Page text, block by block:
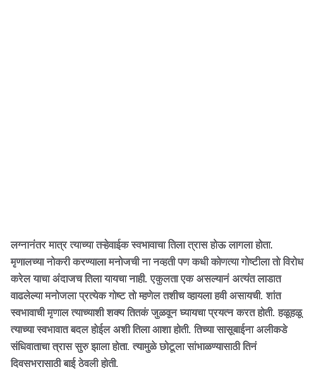
लग्नानंतर मात्र त्याच्या तऱ्हेवाईक स्वभावाचा तिला त्रास होऊ लागला होता.
मृणालच्या नोकरी करण्याला मनोजची ना नव्हती पण कधी कोणत्या गोष्टीला तो विरोध
करेल याचा अंदाजच तिला यायचा नाही. एकुलता एक असल्यानं अत्यंत लाडात
वाढलेल्या मनोजला प्रत्येक गोष्ट तो म्हणेल तशीच व्हायला हवी असायची. शांत
स्वभावाची मृणाल त्याच्याशी शक्य तितकं जुळवून घ्यायचा प्रयत्न करत होती. हळूहळू
त्याच्या स्वभावात बदल होईल अशी तिला आशा होती. तिच्या सासूबाईना अलीकडे
संधिवाताचा त्रास सुरु झाला होता. त्यामुळे छोटूला सांभाळण्यासाठी तिनं
दिवसभरासाठी बाई ठेवली होती.